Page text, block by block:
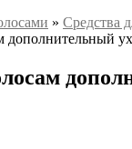
» Средства